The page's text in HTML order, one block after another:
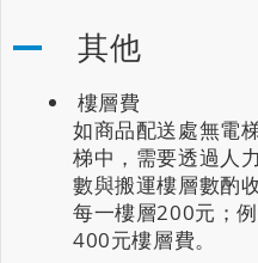
其他
樓層費
如商品配送處無電
梯中，需要透過人
數與搬運樓層數酌收
每一樓層200元；
400元樓層費。